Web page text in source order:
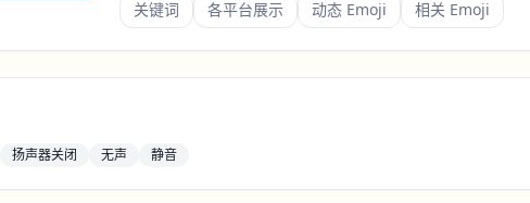
关键词 各平台展示 动态 Emoji 相关 Emoji
扬声器关闭 无声 静音